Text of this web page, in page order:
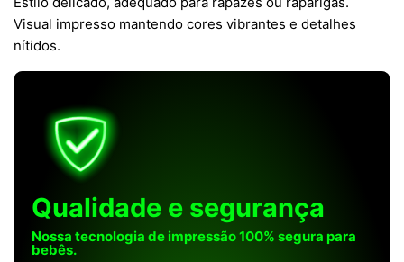
Visual impresso mantendo cores vibrantes e detalhes
nítidos.
Qualidade e segurança
Nossa tecnologia de impressão 100% segura para
bebês.